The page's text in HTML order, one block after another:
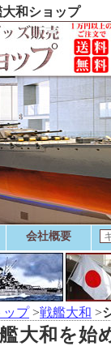
和ショップ
会社概要
ップ>戦艦大和 >
大和を始